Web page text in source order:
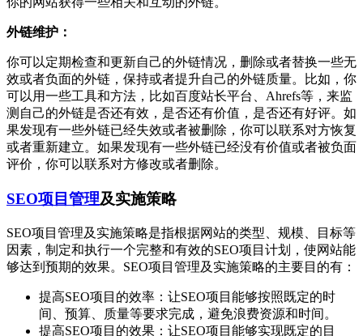
外链维护：
你可以定期检查和更新自己的外链情况，删除或者替换一些无
效或者负面的外链，保持或者提升自己的外链质量。比如，你
可以用一些工具和方法，比如百度站长平台、Ahrefs等，来监
测自己的外链是否还有效，是否还有价值，是否还有好评。如
果发现有一些外链已经失效或者被删除，你可以联系对方恢复
或者重新建立。如果发现有一些外链已经没有价值或者被负面
评价，你可以联系对方修改或者删除。
SEO项目管理及实施策略
SEO项目管理及实施策略是指根据网站的类型、规模、目标等
因素，制定和执行一个完整和有效的SEO项目计划，使网站能
够达到预期的效果。SEO项目管理及实施策略的主要目的有：
提高SEO项目的效率：让SEO项目能够按照既定的时
间、预算、质量等要求完成，避免浪费资源和时间。
提高SEO项目的效果：让SEO项目能够实现既定的目